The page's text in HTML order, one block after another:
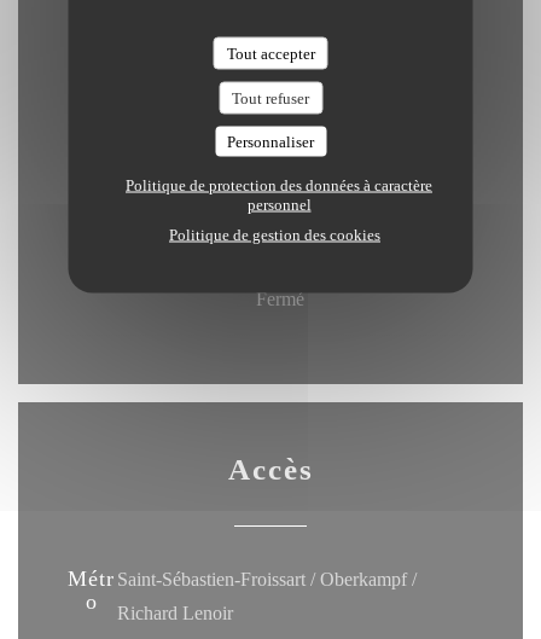
Tout accepter
Tout refuser
Personnaliser
Politique de protection des données à caractère
personnel
Politique de gestion des cookies
Jeudi
19h00 - 22h30
Ven-Sam
19h00 - 23h00
Fermé
Accès
Métr
o
Saint-Sébastien-Froissart / Oberkampf /
Richard Lenoir